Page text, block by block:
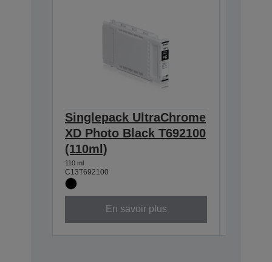
Singlepack UltraChrome
XD Photo Black T692100
(110ml)
110 ml
C13T692100
En savoir plus